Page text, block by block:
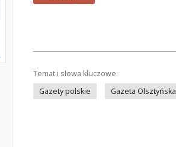
Temat i słowa kluczowe:
Gazety polskie
Gazeta Olsztyńska